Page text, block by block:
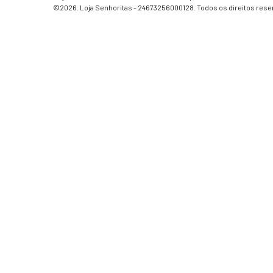
©2026. Loja Senhoritas - 24673256000128. Todos os direitos